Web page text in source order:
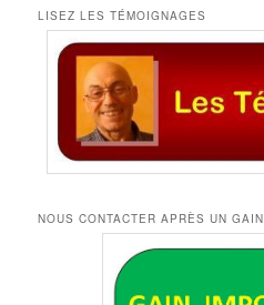
LISEZ LES TÉMOIGNAGES
NOUS CONTACTER APRÈS UN GAIN